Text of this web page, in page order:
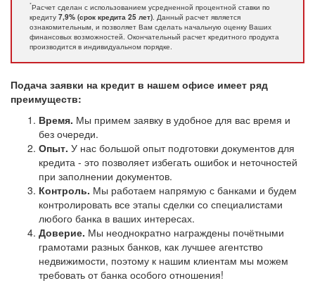
*Расчет сделан с использованием усредненной процентной ставки по
кредиту 7,9% (срок кредита 25 лет). Данный расчет является
ознакомительным, и позволяет Вам сделать начальную оценку Ваших
финансовых возможностей. Окончательный расчет кредитного продукта
производится в индивидуальном порядке.
Подача заявки на кредит в нашем офисе имеет ряд
преимуществ:
Время. Мы примем заявку в удобное для вас время и
без очереди.
Опыт. У нас большой опыт подготовки документов для
кредита - это позволяет избегать ошибок и неточностей
при заполнении документов.
Контроль. Мы работаем напрямую с банками и будем
контролировать все этапы сделки со специалистами
любого банка в ваших интересах.
Доверие. Мы неоднократно награждены почётными
грамотами разных банков, как лучшее агентство
недвижимости, поэтому к нашим клиентам мы можем
требовать от банка особого отношения!